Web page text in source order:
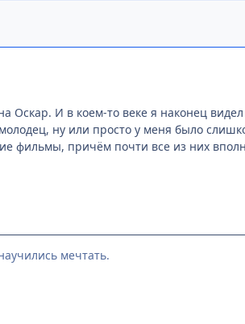
Оскар. И в коем-то веке я наконец
ну или просто у меня было
фильмы, причём почти все из них
мечтать.